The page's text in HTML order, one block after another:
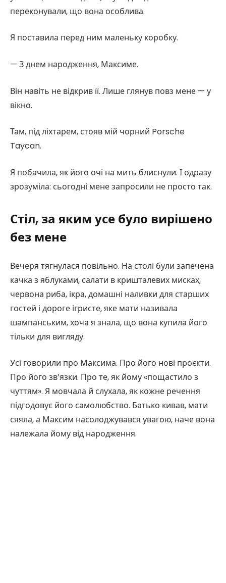
переконували, що вона особлива.
Я поставила перед ним маленьку коробку.
— З днем народження, Максиме.
Він навіть не відкрив її. Лише глянув повз мене — у
вікно.
Там, під ліхтарем, стояв мій чорний Porsche
Taycan.
Я побачила, як його очі на мить блиснули. І одразу
зрозуміла: сьогодні мене запросили не просто так.
Стіл, за яким усе було вирішено
без мене
Вечеря тягнулася повільно. На столі були запечена
качка з яблуками, салати в кришталевих мисках,
червона риба, ікра, домашні наливки для старших
гостей і дороге ігристе, яке мати називала
шампанським, хоча я знала, що вона купила його
тільки для вигляду.
Усі говорили про Максима. Про його нові проєкти.
Про його зв’язки. Про те, як йому «пощастило з
чуттям». Я мовчала й слухала, як кожне речення
підгодовує його самолюбство. Батько кивав, мати
сяяла, а Максим насолоджувався увагою, наче вона
належала йому від народження.